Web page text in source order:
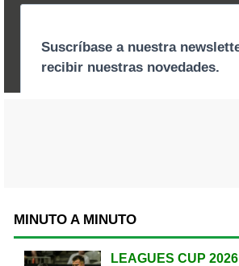
MINUTO A MINUTO
LEAGUES CUP 2026